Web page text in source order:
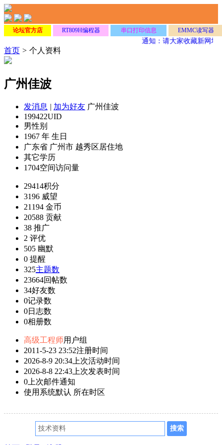
论坛官方店 RT809H编程器 串口打印信息 EMMC读写器
通知：请大家收藏新网址
首页 > 个人资料
广州佳波
发消息 | 加为好友 广州佳波
199422UID
男性别
1967 年 生日
广东省 广州市 越秀区居住地
其它学历
1704空间访问量
29414积分
3196 威望
21194 金币
20588 贡献
38 推广
2 评优
505 幽默
0 提醒
325主题数
23664回帖数
34好友数
0记录数
0日志数
0相册数
高级工程师用户组
2011-5-23 23:52注册时间
2026-8-9 20:34 上次活动时间
2026-8-8 22:43 上次发表时间
0 上次邮件通知
使用系统默认 所在时区